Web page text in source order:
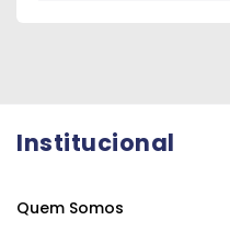
Institucional
Quem Somos